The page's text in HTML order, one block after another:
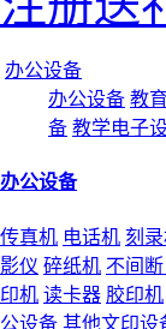
办公设备
办公设备 教
备 教学电子
办公设备
传真机 电话机 刻
影仪 碎纸机 不间
印机 读卡器 胶印机
公设备 其他文印设